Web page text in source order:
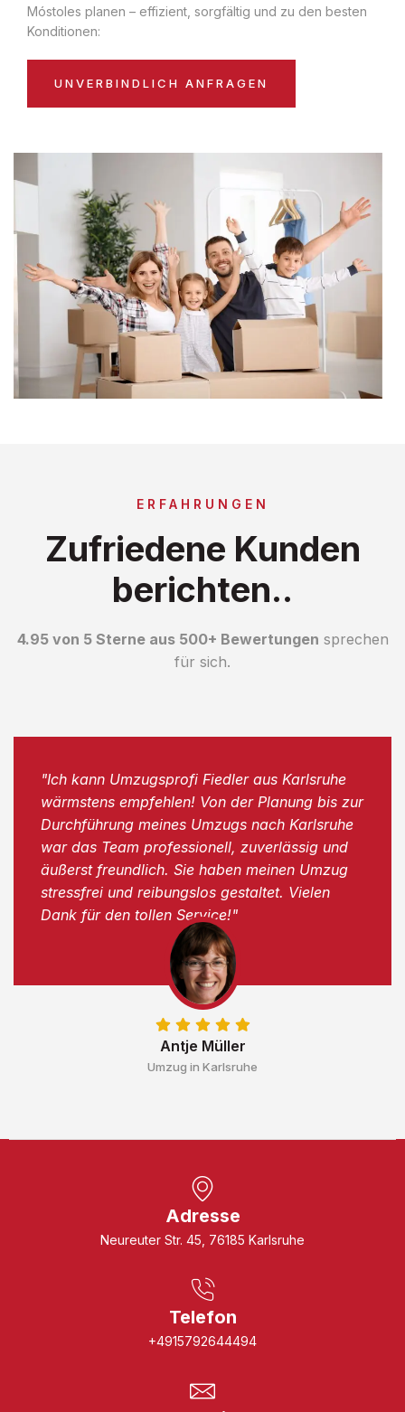
Móstoles planen – effizient, sorgfältig und zu den besten
Konditionen:
UNVERBINDLICH ANFRAGEN
ERFAHRUNGEN
Zufriedene Kunden
berichten..
4.95 von 5 Sterne aus 500+ Bewertungen sprechen
für sich.
Antje Müller
Umzug in Karlsruhe
"Ich kann Umzugsprofi Fiedler aus Karlsruhe
wärmstens empfehlen! Von der Planung bis zur
Durchführung meines Umzugs nach Karlsruhe
war das Team professionell, zuverlässig und
äußerst freundlich. Sie haben meinen Umzug
stressfrei und reibungslos gestaltet. Vielen
Dank für den tollen Service!"
Adresse
Neureuter Str. 45, 76185 Karlsruhe
Telefon
+4915792644494